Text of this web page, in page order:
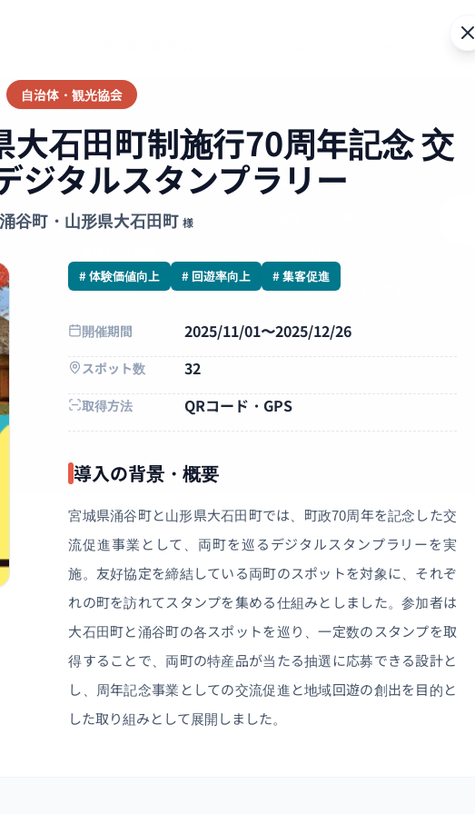
お役立ち
自治体・観光協会
大石田町制施行70周年記念 交
ジタルスタンプラリー
谷町・山形県大石田町 様
# 体験価値向上 # 回遊率向上 # 集客促進
開催期間 2025/11/01〜2025/12/26
スポット数 32
取得方法 QRコード・GPS
導入の背景・概要
宮城県涌谷町と山形県大石田町では、町政70周年を記念した交
流促進事業として、両町を巡るデジタルスタンプラリーを実
施。友好協定を締結している両町のスポットを対象に、それぞ
れの町を訪れてスタンプを集める仕組みとしました。参加者は
大石田町と涌谷町の各スポットを巡り、一定数のスタンプを取
得することで、両町の特産品が当たる抽選に応募できる設計と
し、周年記念事業としての交流促進と地域回遊の創出を目的と
した取り組みとして展開しました。
TOP
スマペタとは
できること
導入事例
機能一覧
料金プラン
お役立ち資料
参加者の方へ（FAQ）